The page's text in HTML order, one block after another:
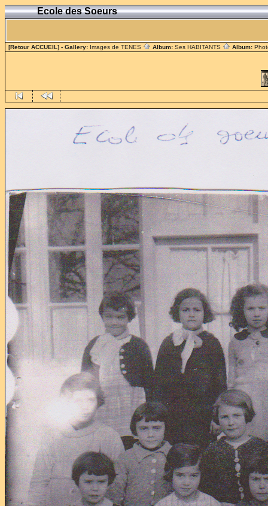
Ecole des Soeurs
[Retour ACCUEIL] - Gallery: Images de TENES Album: Ses HABITANTS Album: